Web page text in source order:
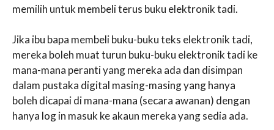
memilih untuk membeli terus buku elektronik tadi.
Jika ibu bapa membeli buku-buku teks elektronik tadi,
mereka boleh muat turun buku-buku elektronik tadi ke
mana-mana peranti yang mereka ada dan disimpan
dalam pustaka digital masing-masing yang hanya
boleh dicapai di mana-mana (secara awanan) dengan
hanya log in masuk ke akaun mereka yang sedia ada.